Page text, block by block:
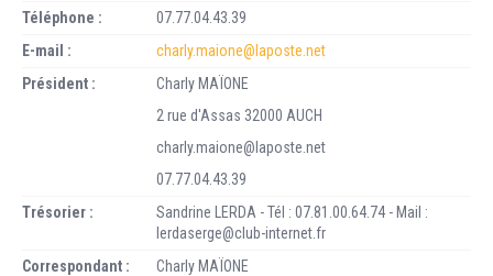
Téléphone :
07.77.04.43.39
E-mail :
charly.maione@laposte.net
Président :
Charly MAÏONE
2 rue d'Assas 32000 AUCH
charly.maione@laposte.net
07.77.04.43.39
Trésorier :
Sandrine LERDA - Tél : 07.81.00.64.74 - Mail :
lerdaserge@club-internet.fr
Correspondant :
Charly MAÏONE